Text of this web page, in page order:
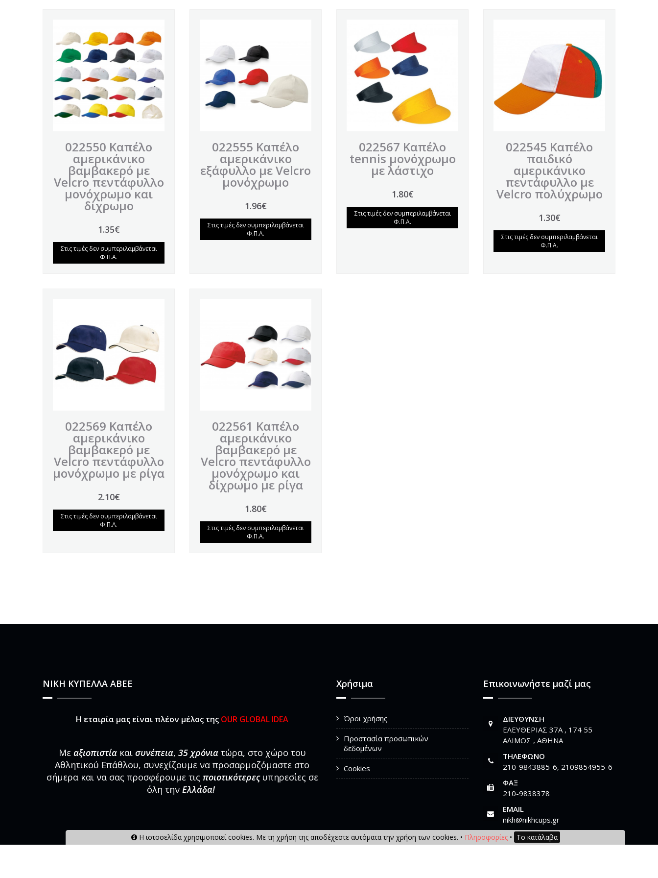
022550 Καπέλο
αμερικάνικο
βαμβακερό με
Velcro πεντάφυλλο
μονόχρωμο και
δίχρωμο
1.35€
Στις τιμές δεν συμπεριλαμβάνεται
Φ.Π.Α.
022555 Καπέλο
αμερικάνικο
εξάφυλλο με Velcro
μονόχρωμο
1.96€
Στις τιμές δεν συμπεριλαμβάνεται
Φ.Π.Α.
022567 Καπέλο
tennis μονόχρωμο
με λάστιχο
1.80€
Στις τιμές δεν συμπεριλαμβάνεται
Φ.Π.Α.
022545 Καπέλο
παιδικό
αμερικάνικο
πεντάφυλλο με
Velcro πολύχρωμο
1.30€
Στις τιμές δεν συμπεριλαμβάνεται
Φ.Π.Α.
022569 Καπέλο
αμερικάνικο
βαμβακερό με
Velcro πεντάφυλλο
μονόχρωμο με ρίγα
2.10€
Στις τιμές δεν συμπεριλαμβάνεται
Φ.Π.Α.
022561 Καπέλο
αμερικάνικο
βαμβακερό με
Velcro πεντάφυλλο
μονόχρωμο και
δίχρωμο με ρίγα
1.80€
Στις τιμές δεν συμπεριλαμβάνεται
Φ.Π.Α.
ΝΙΚΗ ΚΥΠΕΛΛΑ ΑΒΕΕ
Η εταιρία μας είναι πλέον μέλος της OUR GLOBAL IDEA
Με αξιοπιστίακαι συνέπεια, 35 χρόνιατώρα, στο χώρο του
Αθλητικού Επάθλου, συνεχίζουμε να προσαρμοζόμαστε στο
σήμερα και να σας προσφέρουμε τις ποιοτικότερεςυπηρεσίες σε
όλη την Ελλάδα!
Χρήσιμα
Όροι χρήσης
Προστασία προσωπικών
δεδομένων
Cookies
Επικοινωνήστε μαζί μας
ΔΙΕΎΘΥΝΣΗ
ΕΛΕΥΘΕΡΙΑΣ 37Α , 174 55
ΑΛΙΜΟΣ , ΑΘΗΝΑ
ΤΗΛΈΦΩΝΟ
210-9843885-6, 2109854955-6
ΦΑΞ
210-9838378
EMAIL
nikh@nikhcups.gr
Η ιστοσελίδα χρησιμοποιεί cookies. Με τη χρήση της αποδέχεστε αυτόματα την χρήση των cookies. • Πληροφορίες• Το κατάλαβα